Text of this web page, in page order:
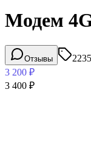
Модем
Отзывы
3 200 ₽
3 400 ₽